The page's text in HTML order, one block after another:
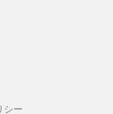
シー